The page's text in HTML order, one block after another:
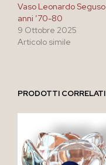
Vaso Leonardo Seguso
anni ’70-80
9 Ottobre 2025
Articolo simile
PRODOTTI CORRELATI